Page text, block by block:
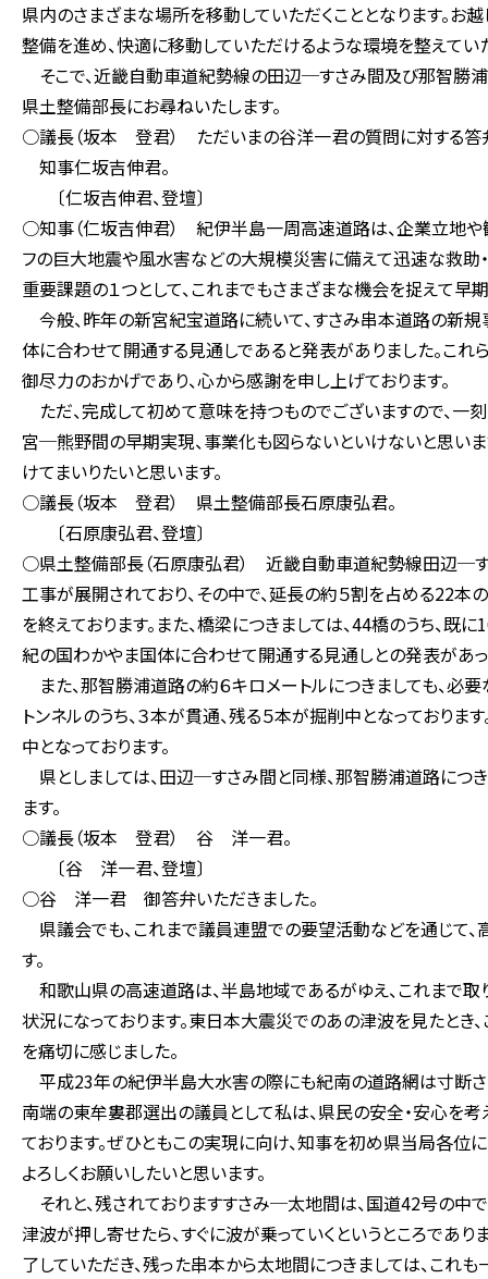
県内のさまざまな場所を移動していただくこととなります。お
整備を進め、快適に移動していただけるような環境を整えてい
そこで、近畿自動車道紀勢線の田辺─すさみ間及び那智勝
県土整備部長にお尋ねいたします。
○議長（坂本 登君） ただいまの谷洋一君の質問に対する答
知事仁坂吉伸君。
〔仁坂吉伸君、登壇〕
○知事（仁坂吉伸君） 紀伊半島一周高速道路は、企業立地や
フの巨大地震や風水害などの大規模災害に備えて迅速な救助
重要課題の１つとして、これまでもさまざまな機会を捉えて早
今般、昨年の新宮紀宝道路に続いて、すさみ串本道路の新
体に合わせて開通する見通しであると発表がありました。こ
御尽力のおかげであり、心から感謝を申し上げております。
ただ、完成して初めて意味を持つものでございますので、一
宮─熊野間の早期実現、事業化も図らないといけないと思い
けてまいりたいと思います。
○議長（坂本 登君） 県土整備部長石原康弘君。
〔石原康弘君、登壇〕
○県土整備部長（石原康弘君） 近畿自動車道紀勢線田辺─す
工事が展開されており、その中で、延長の約５割を占める22本
を終えております。また、橋梁につきましては、44橋のうち、
紀の国わかやま国体に合わせて開通する見通しとの発表があっ
また、那智勝浦道路の約６キロメートルにつきましても、必
トンネルのうち、３本が貫通、残る５本が掘削中となっておりま
中となっております。
県としましては、田辺─すさみ間と同様、那智勝浦道路につ
ます。
○議長（坂本 登君） 谷 洋一君。
〔谷 洋一君、登壇〕
○谷 洋一君 御答弁いただきました。
県議会でも、これまで議員連盟での要望活動などを通じて
す。
和歌山県の高速道路は、半島地域であるがゆえ、これまで取
状況になっております。東日本大震災でのあの津波を見たと
を痛切に感じました。
平成23年の紀伊半島大水害の際にも紀南の道路網は寸断さ
南端の東牟婁郡選出の議員として私は、県民の安全・安心を
ております。ぜひともこの実現に向け、知事を初め県当局各位
よろしくお願いしたいと思います。
それと、残されておりますすさみ─太地間は、国道42号の中
津波が押し寄せたら、すぐに波が乗っていくというところであ
了していただき、残った串本から太地間につきましては、これ